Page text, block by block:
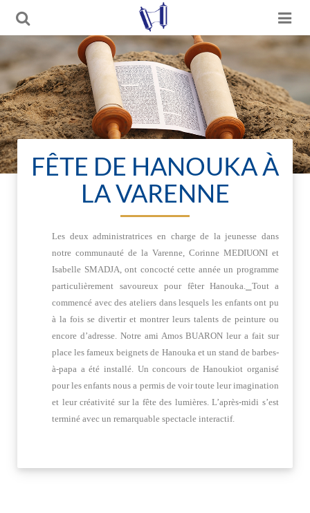
FÊTE DE HANOUKA À
LA VARENNE
Les deux administratrices en charge de la jeunesse dans
notre communauté de la Varenne, Corinne MEDIUONI et
Isabelle SMADJA, ont concocté cette année un programme
particulièrement savoureux pour fêter Hanouka. Tout a
commencé avec des ateliers dans lesquels les enfants ont pu
à la fois se divertir et montrer leurs talents de peinture ou
encore d’adresse. Notre ami Amos BUARON leur a fait sur
place les fameux beignets de Hanouka et un stand de barbes-
à-papa a été installé. Un concours de Hanoukiot organisé
pour les enfants nous a permis de voir toute leur imagination
et leur créativité sur la fête des lumières. L’après-midi s’est
terminé avec un remarquable spectacle interactif.